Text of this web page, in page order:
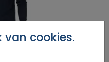
cookies.